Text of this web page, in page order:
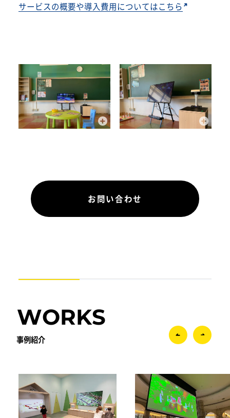
サービスの概要や導入費用についてはこちら
お問い合わせ
WORKS
事例紹介